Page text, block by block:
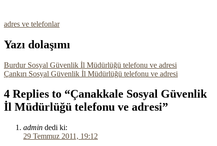
adres ve telefonlar
Yazı dolaşımı
Burdur Sosyal Güvenlik İl Müdürlüğü telefonu ve adresi
Çankırı Sosyal Güvenlik İl Müdürlüğü telefonu ve adresi
4 Replies to “Çanakkale Sosyal Güvenlik
İl Müdürlüğü telefonu ve adresi”
admin dedi ki:
29 Temmuz 2011, 19:12